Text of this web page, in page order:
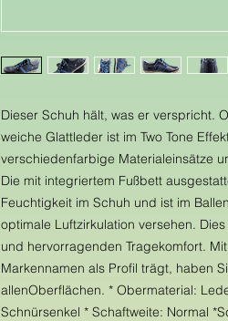
Dieser Schuh hält, was er verspricht.
weiche Glattleder ist im Two Tone
verschiedenfarbige Materialeinsätze
Die mit integriertem Fußbett
Feuchtigkeit im Schuh und ist im
optimale Luftzirkulation versehen.
und hervorragenden Tragekomfort.
Markennamen als Profil trägt, haben
allenOberflächen. * Obermaterial:
Schnürsenkel * Schaftweite: Normal